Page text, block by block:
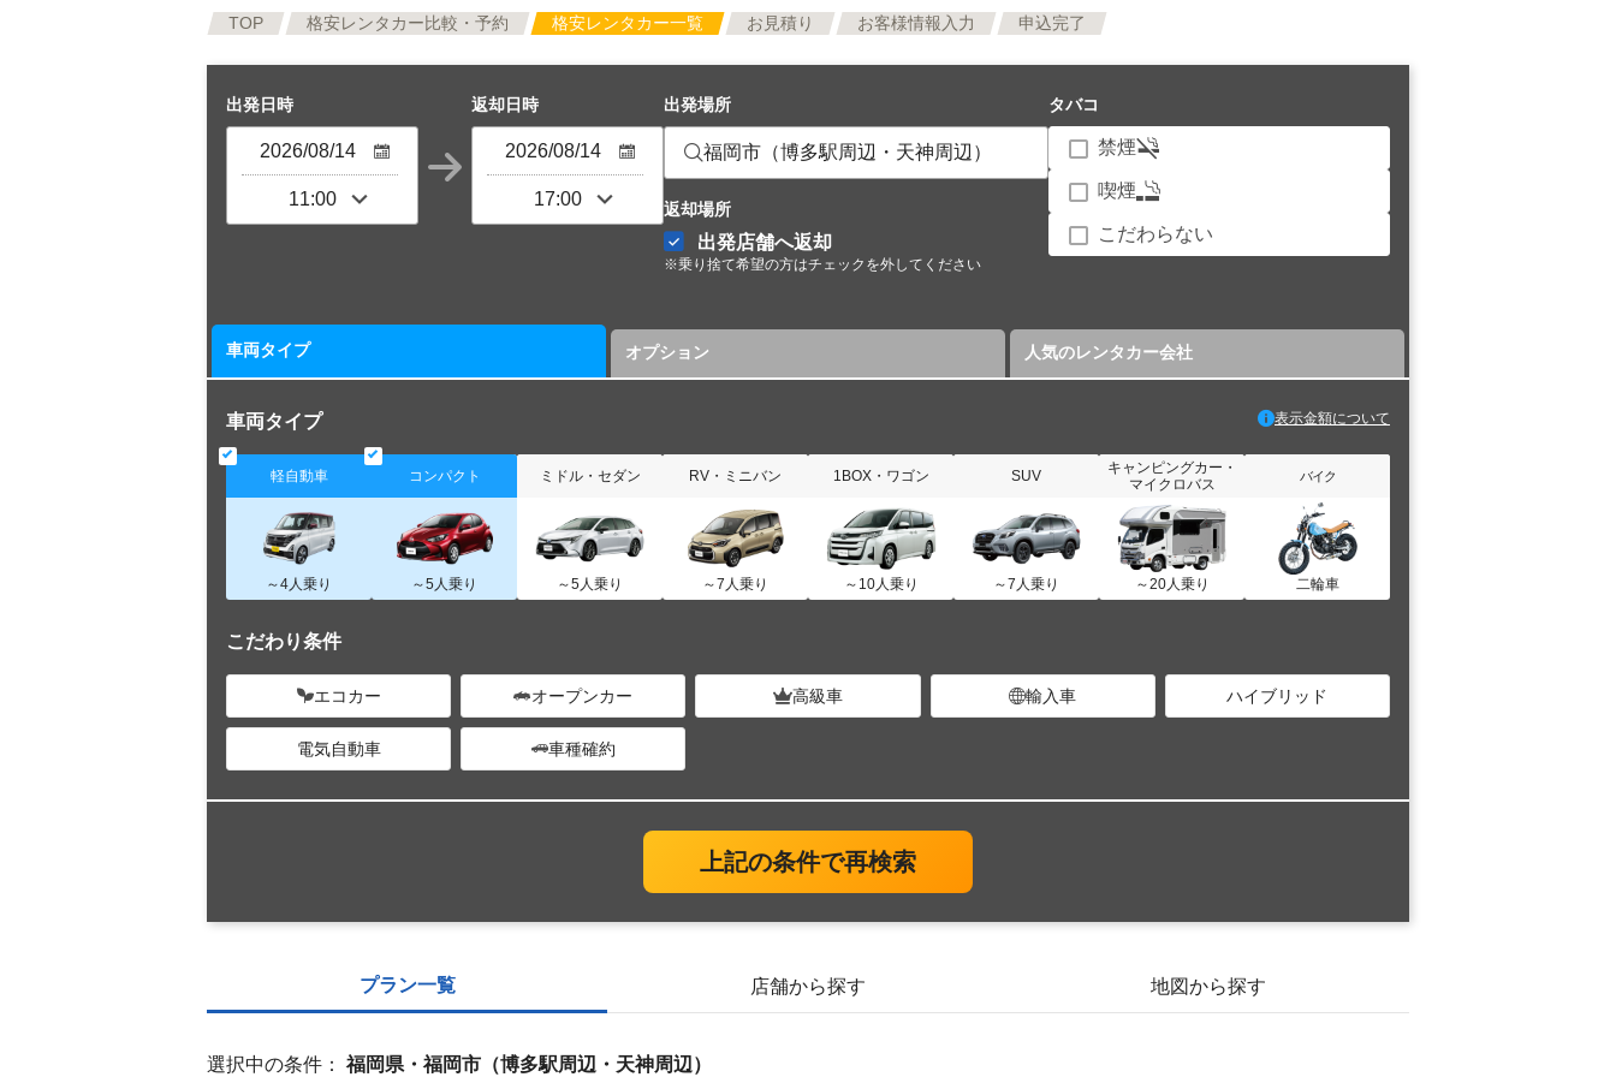
TOP 格安レンタカー比較・予約 格安レンタカー一覧 お見積り お客様情報入力 申込完了
出発日時 返却日時 出発場所
福岡市（博多駅周辺・天神周辺）
返却場所
出発店舗へ返却
※乗り捨て希望の方はチェックを外してください
タバコ
禁煙
喫煙
こだわらない
車両タイプ オプション 人気のレンタカー会社
車両タイプ 表示金額について
軽自動車
～4人乗り
コンパクト
～5人乗り
ミドル・セダン
～5人乗り
RV・ミニバン
～7人乗り
1BOX・ワゴン
～10人乗り
SUV
～7人乗り
キャンピングカー・
マイクロバス
～20人乗り
バイク
二輪車
こだわり条件
エコカー オープンカー 高級車 輸入車 ハイブリッド
電気自動車 車種確約
上記の条件で再検索
プラン一覧 店舗から探す 地図から探す
選択中の条件： 福岡県・福岡市（博多駅周辺・天神周辺）